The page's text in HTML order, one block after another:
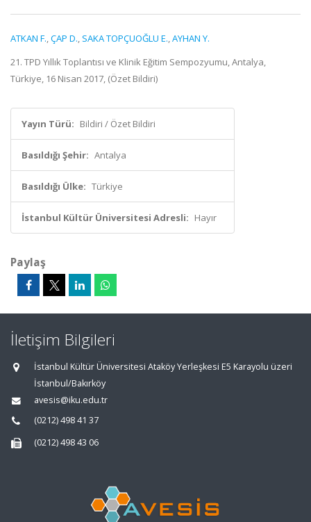
ATKAN F.,ÇAP D., SAKA TOPÇUOĞLU E.,AYHAN Y.
21. TPD Yıllık Toplantısı ve Klinik Eğitim Sempozyumu, Antalya,
Türkiye, 16 Nisan 2017, (Özet Bildiri)
Yayın Türü: Bildiri / Özet Bildiri
Basıldığı Şehir: Antalya
Basıldığı Ülke: Türkiye
İstanbul Kültür Üniversitesi Adresli: Hayır
Paylaş
İletişim Bilgileri
İstanbul Kültür Üniversitesi Ataköy Yerleşkesi E5 Karayolu üzeri
İstanbul/Bakırköy
avesis@iku.edu.tr
(0212) 498 41 37
(0212) 498 43 06